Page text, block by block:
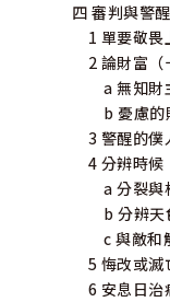
四 審判與警醒
1 單要敬畏上
2 論財富（十
a 無知財主的
b 憂慮的財
3 警醒的僕人
4 分辨時候（
a 分裂與相
b 分辨天色
c 與敵和解
5 悔改或滅亡
6 安息日治病